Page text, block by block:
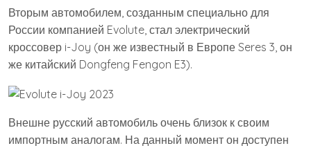
Вторым автомобилем, созданным специально для
России компанией Evolute, стал электрический
кроссовер i-Joy (он же известный в Европе Seres 3, он
же китайский Dongfeng Fengon E3).
Внешне русский автомобиль очень близок к своим
импортным аналогам. На данный момент он доступен